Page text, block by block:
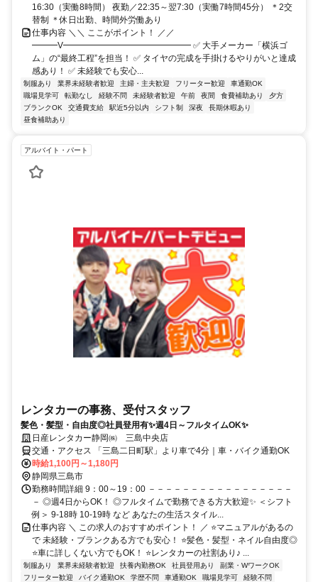
16:30（実働8時間） 夜勤／22:35～翌7:30（実働7時間45分） ＊2交
替制 ＊休日出勤、時間外労働あり
仕事内容 ＼＼ ここがポイント！ ／／
━━━V━━━━━━━━━━━━━━━ ✅ 大手メーカー「横浜ゴ
ム」の“最終工程”を担当！ ✅ タイヤの完成を手掛けるやりがいと達成
感あり！ ✅ 未経験でも安心...
制服あり 業界未経験者歓迎 主婦・主夫歓迎 フリーター歓迎
車通勤OK
職場見学可
転勤なし 経験不問 未経験者歓迎 午前 夜間 食費補助あり
夕方
ブランクOK
交通費支給 駅近5分以内 シフト制 深夜
長期休暇あり
昼食補助あり
アルバイト・パート
レンタカーの事務、受付スタッフ
髪色・髪型・自由度◎社員登用有✨週4日～フルタイムOK✨
日産レンタカー静岡㈱ 三島中央店
交通・アクセス 「三島二日町駅」より車で4分｜車・バイク通勤OK
時給1,100円～1,180円
静岡県三島市
勤務時間詳細 9：00～19：00 －－－－－－－－－－－－－－－－－
－ ◎週4日からOK！ ◎フルタイムで勤務できる方大歓迎✨ ＜シフト
例＞ 9-18時 10-19時 など あなたの生活スタイル...
仕事内容 ＼ この求人のおすすめポイント！ ／ ⭐マニュアルがあるの
で 未経験・ブランクある方でも安心！ ⭐髪色・髪型・ネイル自由度◎
⭐車に詳しくない方でもOK！ ⭐レンタカーの社割あり♪ ...
制服あり 業界未経験者歓迎 扶養内勤務OK 社員登用あり
副業・WワークOK
フリーター歓迎
バイク通勤OK 学歴不問 車通勤OK 職場見学可
経験不問